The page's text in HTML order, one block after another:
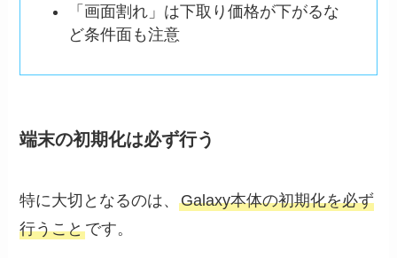
「画面割れ」は下取り価格が下がるな
ど条件面も注意
端末の初期化は必ず行う
特に大切となるのは、Galaxy本体の初期化を必ず
行うことです。